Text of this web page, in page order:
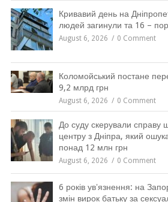
Кривавий день на
людей загинули та 16 –
August 6, 2026 0 Comment
Коломойський постане
9,2 млрд грн
August 6, 2026 0 Comment
До суду скерували справу
центру з Дніпра, який
понад 12 млн грн
August 6, 2026 0 Comment
6 років увʼязнення: на
змін вирок батьку за